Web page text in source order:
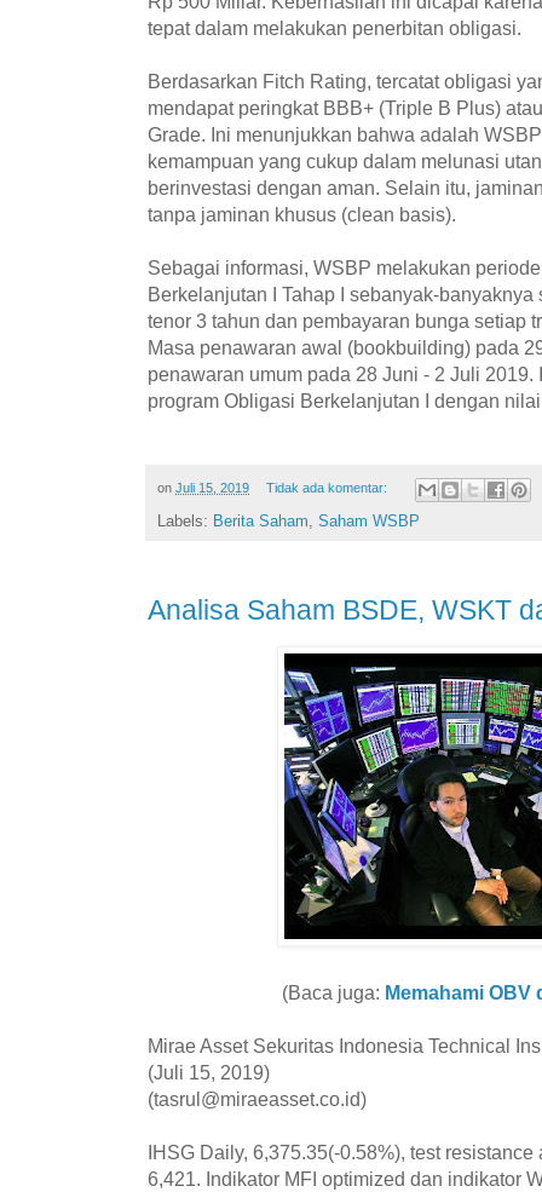
tepat dalam melakukan penerbitan obligasi.
Berdasarkan Fitch Rating, tercatat obligasi
mendapat peringkat BBB+ (Triple B Plus)
Grade. Ini menunjukkan bahwa adalah
kemampuan yang cukup dalam melunasi
berinvestasi dengan aman. Selain itu,
tanpa jaminan khusus (clean basis).
Sebagai informasi, WSBP melakukan
Berkelanjutan I Tahap I sebanyak-
tenor 3 tahun dan pembayaran bunga setiap
Masa penawaran awal (bookbuilding) pada
penawaran umum pada 28 Juni - 2 Juli
program Obligasi Berkelanjutan I dengan
on Juli 15, 2019 Tidak ada komentar:
Labels: Berita Saham Saham WSBP
Analisa Saham BSDE, WSKT
(Baca juga: Memahami OBV
Mirae Asset Sekuritas Indonesia Technical
(Juli 15, 2019)
(tasrul@miraeasset.co.id)
IHSG Daily, 6,375.35(-0.58%), test
6,421. Indikator MFI optimized dan indikator